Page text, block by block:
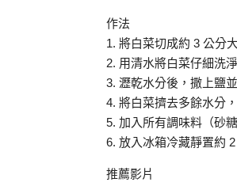
作法
1. 將白菜切成約 3 公分
2. 用清水將白菜仔細洗淨
3. 瀝乾水分後，撒上鹽
4. 將白菜擠去多餘水分
5. 加入所有調味料（砂
6. 放入冰箱冷藏靜置約
推薦影片